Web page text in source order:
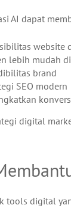
AI dapat
website
lebih mudah
brand
SEO modern
digital
tools digital